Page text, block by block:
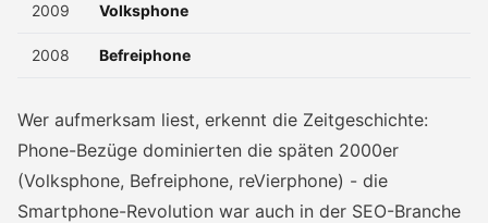
2009 Volksphone
2008 Befreiphone
Wer aufmerksam liest, erkennt die Zeitgeschichte:
Phone-Bezüge dominierten die späten 2000er
(Volksphone, Befreiphone, reVierphone) - die
Smartphone-Revolution war auch in der SEO-Branche